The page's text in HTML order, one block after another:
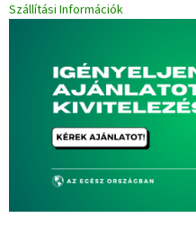
Szállítási Információk